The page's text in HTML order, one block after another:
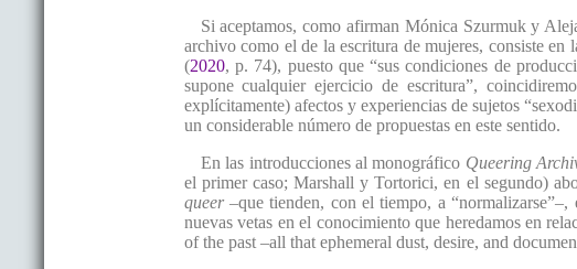
Si aceptamos, como afirman Mónica Szurmuk y
archivo como el de la escritura de mujeres, consiste en
(2020, p. 74), puesto que “sus condiciones de
supone cualquier ejercicio de escritura”,
explícitamente) afectos y experiencias de sujetos
un considerable número de propuestas en este sentido.
En las introducciones al monográfico Queering
el primer caso; Marshall y Tortorici, en el segundo)
queer–que tienden, con el tiempo, a
nuevas vetas en el conocimiento que heredamos en
of the past –all that ephemeral dust, desire, and